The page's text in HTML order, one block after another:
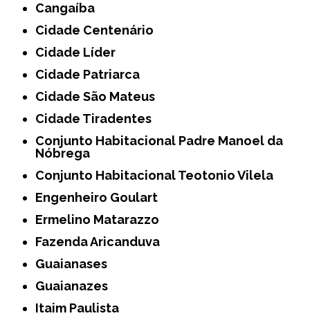
Cangaíba
Cidade Centenário
Cidade Líder
Cidade Patriarca
Cidade São Mateus
Cidade Tiradentes
Conjunto Habitacional Padre Manoel da
Nóbrega
Conjunto Habitacional Teotonio Vilela
Engenheiro Goulart
Ermelino Matarazzo
Fazenda Aricanduva
Guaianases
Guaianazes
Itaim Paulista